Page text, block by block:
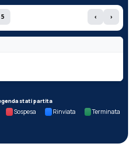
5 ‹ ›
stati partita
Sospesa Rinviata Terminata